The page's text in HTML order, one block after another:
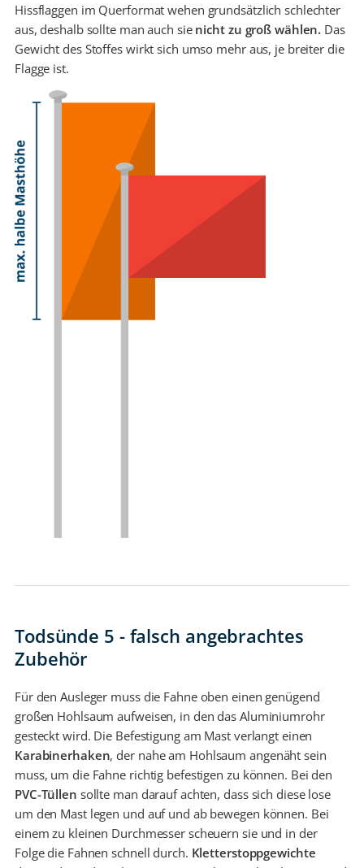
Hissflaggen im Querformat wehen grundsätzlich schlechter
aus, deshalb sollte man auch sie nicht zu groß wählen. Das
Gewicht des Stoffes wirkt sich umso mehr aus, je breiter die
Flagge ist.
Todsünde 5 - falsch angebrachtes
Zubehör
Für den Ausleger muss die Fahne oben einen genügend
großen Hohlsaum aufweisen, in den das Aluminiumrohr
gesteckt wird. Die Befestigung am Mast verlangt einen
Karabinerhaken, der nahe am Hohlsaum angenäht sein
muss, um die Fahne richtig befestigen zu können. Bei den
PVC-Tüllen sollte man darauf achten, dass sich diese lose
um den Mast legen und auf und ab bewegen können. Bei
einem zu kleinen Durchmesser scheuern sie und in der
Folge die Fahnen schnell durch. Kletterstoppgewichte